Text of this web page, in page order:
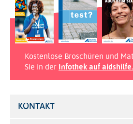
Kostenlose Broschüren und
Sie in der Infothek auf
KONTAKT